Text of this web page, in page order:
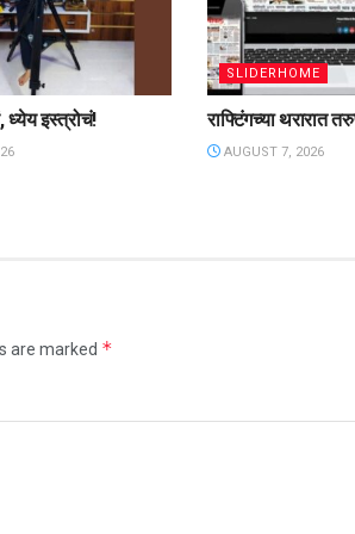
ध्येय इस्त्रोचं!
SLIDERHOME
राफ्टिंगच्या थरारात
AUGUST 7, 2026
are marked *